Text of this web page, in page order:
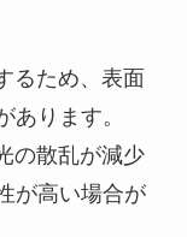
るため、表面
あります。
の散乱が減少
が高い場合が